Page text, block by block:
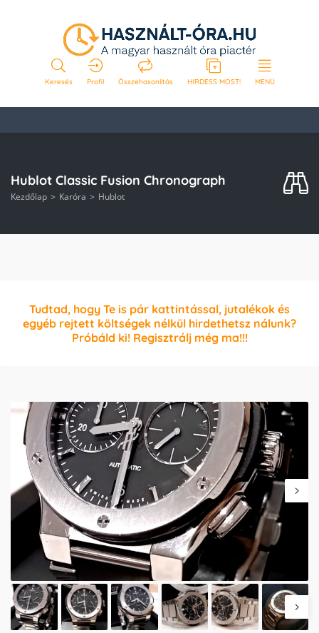
Keresés Profil Összehasonlítás HIRDESS MOST! MENÜ
Hublot Classic Fusion Chronograph
Kezdőlap Karóra Hublot
Tudtad, hogy Te is pár kattintással, jutalékok és
egyéb rejtett költségek nélkül hirdethetsz nálunk?
Próbáld ki! Regisztrálj még ma!!!